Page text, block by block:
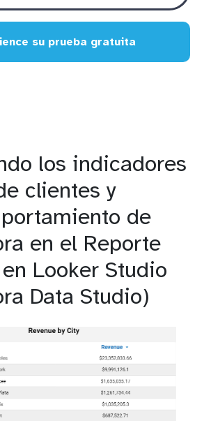
su prueba gratuita
los indicadores
clientes y
de
en el Reporte
Looker Studio
Data Studio)